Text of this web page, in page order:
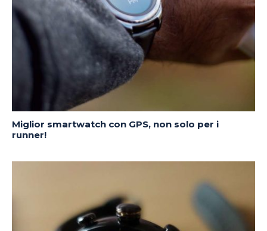
Miglior smartwatch con GPS, non solo per i
runner!